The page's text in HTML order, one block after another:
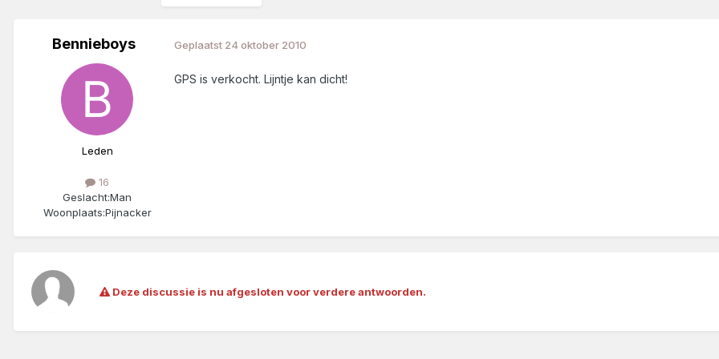
Bennieboys
Leden
16
Geslacht:Man
Woonplaats:Pijnacker
Geplaatst 24 oktober 2010
GPS is verkocht. Lijntje kan dicht!
Deze discussie is nu afgesloten voor verdere antwoorden.